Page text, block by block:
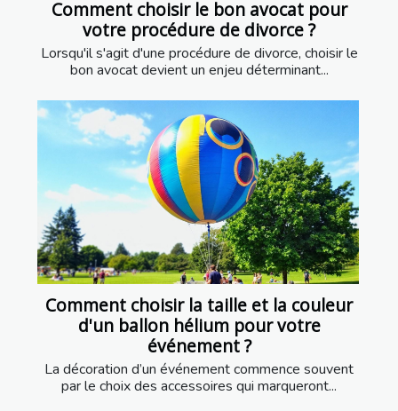
Comment choisir le bon avocat pour
votre procédure de divorce ?
Lorsqu'il s'agit d'une procédure de divorce, choisir le
bon avocat devient un enjeu déterminant...
Comment choisir la taille et la couleur
d'un ballon hélium pour votre
événement ?
La décoration d’un événement commence souvent
par le choix des accessoires qui marqueront...